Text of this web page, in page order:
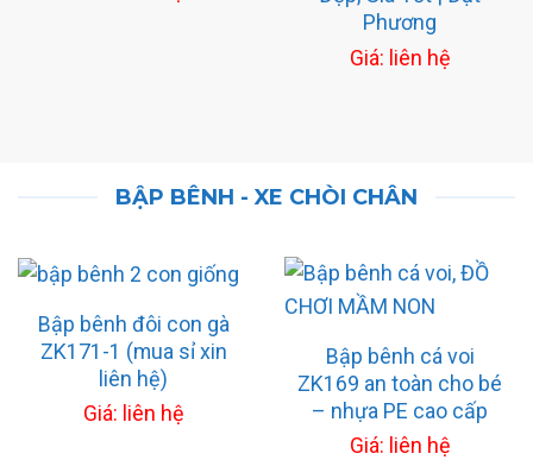
Phương
Giá: liên hệ
BẬP BÊNH - XE CHÒI CHÂN
Bập bênh đôi con gà
ZK171-1 (mua sỉ xin
liên hệ)
Giá: liên hệ
Bập bênh cá voi
ZK169 an toàn cho bé
– nhựa PE cao cấp
Giá: liên hệ